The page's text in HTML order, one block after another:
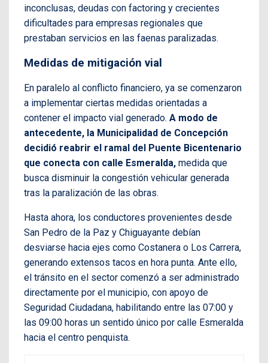
inconclusas, deudas con factoring y crecientes
dificultades para empresas regionales que
prestaban servicios en las faenas paralizadas.
Medidas de mitigación vial
En paralelo al conflicto financiero, ya se comenzaron
a implementar ciertas medidas orientadas a
contener el impacto vial generado. A modo de
antecedente, la Municipalidad de Concepción
decidió reabrir el ramal del Puente Bicentenario
que conecta con calle Esmeralda, medida que
busca disminuir la congestión vehicular generada
tras la paralización de las obras.
Hasta ahora, los conductores provenientes desde
San Pedro de la Paz y Chiguayante debían
desviarse hacia ejes como Costanera o Los Carrera,
generando extensos tacos en hora punta. Ante ello,
el tránsito en el sector comenzó a ser administrado
directamente por el municipio, con apoyo de
Seguridad Ciudadana, habilitando entre las 07:00 y
las 09:00 horas un sentido único por calle Esmeralda
hacia el centro penquista.